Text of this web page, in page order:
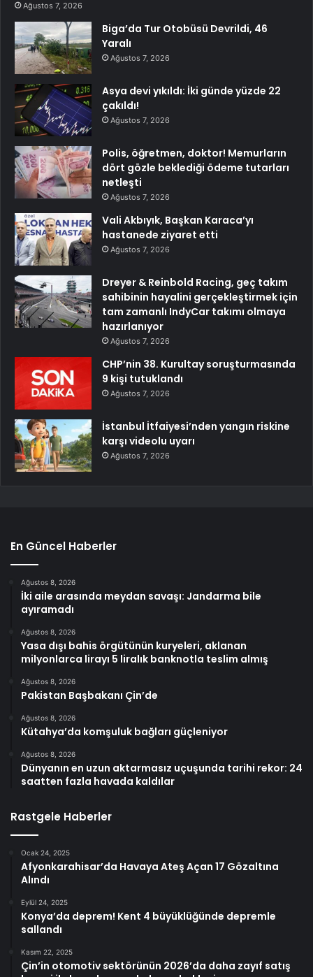
Ağustos 7, 2026
Biga’da Tur Otobüsü Devrildi, 46
Yaralı
Ağustos 7, 2026
Asya devi yıkıldı: İki günde yüzde 22
çakıldı!
Ağustos 7, 2026
Polis, öğretmen, doktor! Memurların
dört gözle beklediği ödeme tutarları
netleşti
Ağustos 7, 2026
Vali Akbıyık, Başkan Karaca’yı
hastanede ziyaret etti
Ağustos 7, 2026
Dreyer & Reinbold Racing, geç takım
sahibinin hayalini gerçekleştirmek için
tam zamanlı IndyCar takımı olmaya
hazırlanıyor
Ağustos 7, 2026
CHP’nin 38. Kurultay soruşturmasında
9 kişi tutuklandı
Ağustos 7, 2026
İstanbul İtfaiyesi’nden yangın riskine
karşı videolu uyarı
Ağustos 7, 2026
En Güncel Haberler
Ağustos 8, 2026
İki aile arasında meydan savaşı: Jandarma bile
ayıramadı
Ağustos 8, 2026
Yasa dışı bahis örgütünün kuryeleri, aklanan
milyonlarca lirayı 5 liralık banknotla teslim almış
Ağustos 8, 2026
Pakistan Başbakanı Çin’de
Ağustos 8, 2026
Kütahya’da komşuluk bağları güçleniyor
Ağustos 8, 2026
Dünyanın en uzun aktarmasız uçuşunda tarihi rekor: 24
saatten fazla havada kaldılar
Rastgele Haberler
Ocak 24, 2025
Afyonkarahisar’da Havaya Ateş Açan 17 Gözaltına
Alındı
Eylül 24, 2025
Konya’da deprem! Kent 4 büyüklüğünde depremle
sallandı
Kasım 22, 2025
Çin’in otomotiv sektörünün 2026’da daha zayıf satış